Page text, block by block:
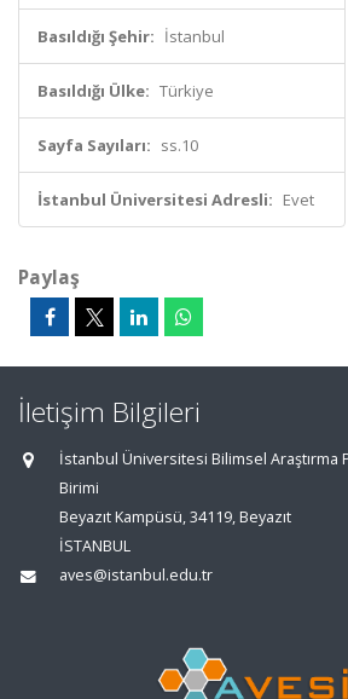
Basıldığı Şehir: İstanbul
Basıldığı Ülke: Türkiye
Sayfa Sayıları: ss.10
İstanbul Üniversitesi Adresli: Evet
Paylaş
İletişim Bilgileri
İstanbul Üniversitesi Bilimsel
Birimi
Beyazıt Kampüsü, 34119, Beyazıt
İSTANBUL
aves@istanbul.edu.tr